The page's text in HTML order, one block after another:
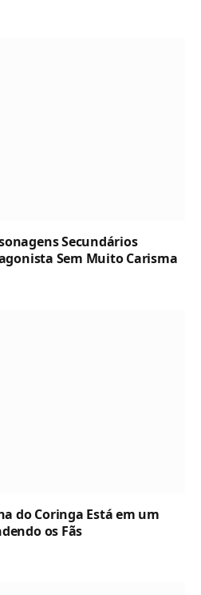
Secundários
Sem Muito Carisma
do Coringa Está em um
os Fãs